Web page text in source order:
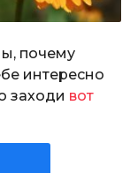
почему
интересно
заходи вот